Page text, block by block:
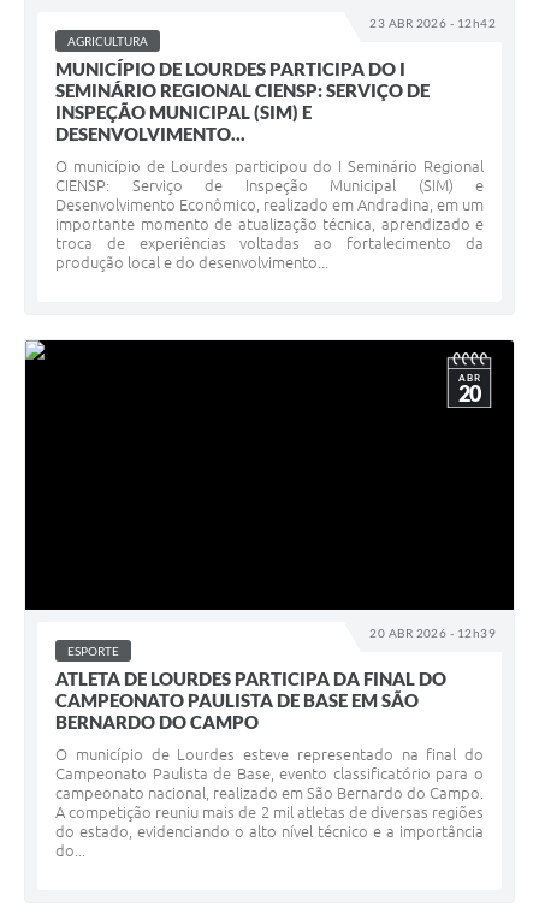
23 ABR 2026 - 12h42
AGRICULTURA
MUNICÍPIO DE LOURDES PARTICIPA DO I
SEMINÁRIO REGIONAL CIENSP: SERVIÇO DE
INSPEÇÃO MUNICIPAL (SIM) E
DESENVOLVIMENTO...
O município de Lourdes participou do I Seminário Regional
CIENSP: Serviço de Inspeção Municipal (SIM) e
Desenvolvimento Econômico, realizado em Andradina, em um
importante momento de atualização técnica, aprendizado e
troca de experiências voltadas ao fortalecimento da
produção local e do desenvolvimento...
20 ABR 2026 - 12h39
ABR
20
ESPORTE
ATLETA DE LOURDES PARTICIPA DA FINAL DO
CAMPEONATO PAULISTA DE BASE EM SÃO
BERNARDO DO CAMPO
O município de Lourdes esteve representado na final do
Campeonato Paulista de Base, evento classificatório para o
campeonato nacional, realizado em São Bernardo do Campo.
A competição reuniu mais de 2 mil atletas de diversas regiões
do estado, evidenciando o alto nível técnico e a importância
do...